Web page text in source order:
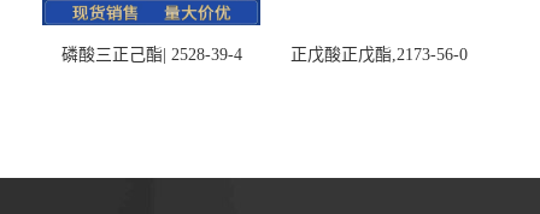
磷酸三正己酯| 2528-39-4 正戊酸正戊酯,2173-56-0